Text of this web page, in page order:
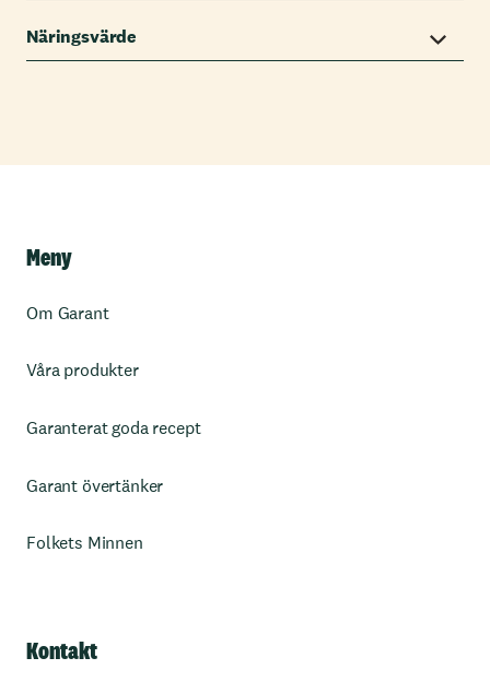
Näringsvärde
Meny
Om Garant
Våra produkter
Garanterat goda recept
Garant övertänker
Folkets Minnen
Kontakt